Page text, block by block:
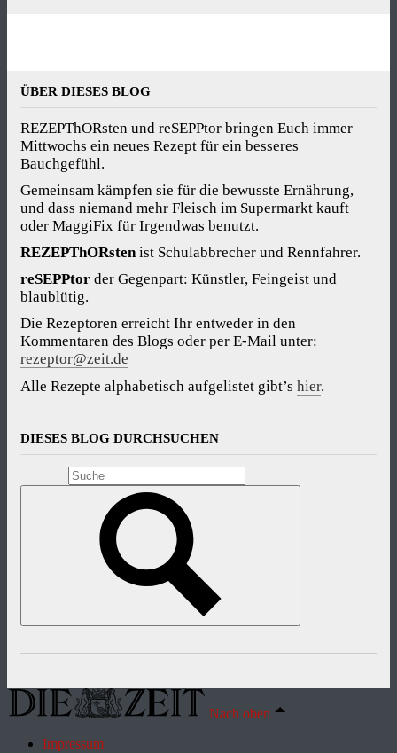
ÜBER DIESES BLOG
REZEPThORsten und reSEPPtor bringen Euch immer
Mittwochs ein neues Rezept für ein besseres
Bauchgefühl.
Gemeinsam kämpfen sie für die bewusste Ernährung,
und dass niemand mehr Fleisch im Supermarkt kauft
oder MaggiFix für Irgendwas benutzt.
REZEPThORstenist Schulabbrecher und Rennfahrer.
reSEPPtor der Gegenpart: Künstler, Feingeist und
blaublütig.
Die Rezeptoren erreicht Ihr entweder in den
Kommentaren des Blogs oder per E-Mail unter:
rezeptor@zeit.de
Alle Rezepte alphabetisch aufgelistet gibt’s hier.
DIESES BLOG DURCHSUCHEN
Nach oben
Impressum